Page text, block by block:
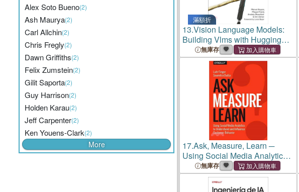
Alex Soto Bueno(2)
Ash Maurya(2)
Carl Allchin(2)
Chris Fregly(2)
Dawn Griffiths(2)
Felix Zumstein(2)
Gilit Saporta(2)
Guy Harrison(2)
Holden Karau(2)
Jeff Carpenter(2)
Ken Youens-Clark(2)
More
滿額折
13.Vision Language Models:
Building Vlms with Hugging
Face無庫存
17.Ask, Measure, Learn ─
Using Social Media Analytics
to Understand and Influence
Customer Behavior
無庫存